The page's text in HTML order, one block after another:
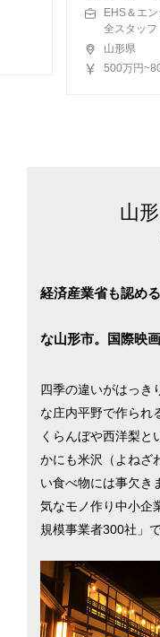
EHS＆エ
全スタッフ
山形県
500万円
山
経済産業省も認め
な山形市。国際映
四季の違いがはっき
な庄内平野で作られ
くらんぼや西洋梨と
かにも米沢（よねざ
い食べ物には事欠き
気なモノ作り中小企
規模事業者300社」
「山形花笠まつり」
祭」といったイベン
目当てに多くの観光